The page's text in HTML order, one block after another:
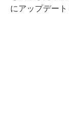
にアップデート